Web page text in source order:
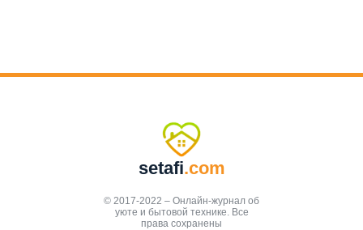
setafi.com
© 2017-2022 – Онлайн-журнал об
уюте и бытовой технике. Все
права сохранены